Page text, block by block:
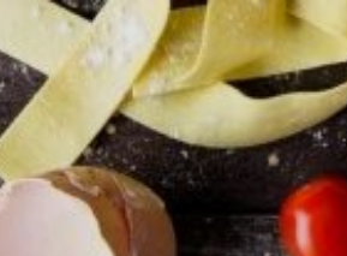
content